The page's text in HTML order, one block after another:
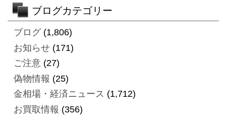
ブログカテゴリー
ブログ(1,806)
お知らせ(171)
ご注意(27)
偽物情報 (25)
金相場・経済ニュース (1,712)
お買取情報 (356)